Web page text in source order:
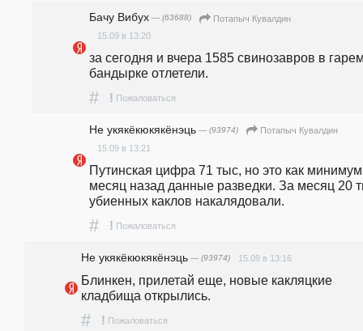
Бачу Вибух — (63688)
Потапыч Кувалдин
15.09 в 13:20
за сегодня и вчера 1585 свинозавров в
бандырке отлетели.
# ! Пожаловаться
Не укякёкюкякёнэць — (93974)
Потапыч Кувалдин
15.09 в 13:21
Путинская цифра 71 тыс, но это как минимум
месяц назад данные разведки. За месяц 20
убиенных каклов накалядовали.
# ! Пожаловаться
Не укякёкюкякёнэць — (93974) 15.09 в 13:16
Блинкен, прилетай еще, новые какляцкие
кладбища открылись.
# ! Пожаловаться